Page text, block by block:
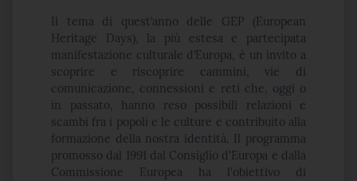
Il tema di quest’anno delle GEP (European
Heritage Days), la più estesa e partecipata
manifestazione culturale d’Europa, è un invito a
scoprire e riscoprire cammini, vie di
comunicazione, connessioni e reti che, oggi o
in passato, hanno reso possibili relazioni e
scambi fra i popoli e le culture e contribuito alla
formazione della nostra identità. Il programma
promosso dal 1991 dal Consiglio d'Europa e dalla
Commissione Europea ha l'obiettivo di